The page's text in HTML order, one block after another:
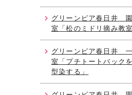
グリーンピア春日井
室「松のミドリ摘み教室
グリーンピア春日井
室「プチトートバック
型染する」